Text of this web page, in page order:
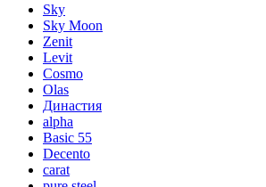
Sky
Sky Moon
Zenit
Levit
Cosmo
Olas
Династия
alpha
Basic 55
Decento
carat